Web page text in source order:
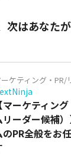
次はあなた
ケティング・PR/
【マーケティン
リーダー候補
のPR全般をお